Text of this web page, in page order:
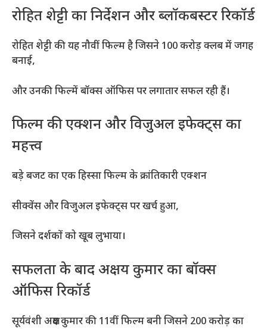
रोहित शेट्टी का निर्देशन और ब्लॉकबस्टर रिकॉर्ड
रोहित शेट्टी की यह नौवीं फिल्म है जिसने 100 करोड़ क्लब में जगह
बनाई,
और उनकी फिल्में बॉक्स ऑफिस पर लगातार सफल रही हैं।
फिल्म की एक्शन और विजुअल इफेक्ट्स का
महत्त्व
बड़े बजट का एक हिस्सा फिल्म के क्रांतिकारी एक्शन
सीक्वेंस और विजुअल इफेक्ट्स पर खर्च हुआ,
जिसने दर्शकों को खूब लुभाया।
सफलता के बाद अक्षय कुमार का बॉक्स
ऑफिस रिकॉर्ड
सूर्यवंशी अक्षय कुमार की 11वीं फिल्म बनी जिसने 200 करोड़ का